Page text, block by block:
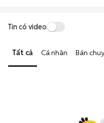
Tin có video
Tất cả Cá nhân Bán